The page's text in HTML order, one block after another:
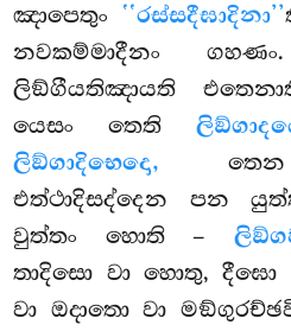
ඤාපෙතුං ‘‘රස්සදීඝාදිනා’’
නවකම්මාදීනං
ලිඞ්ගීයතිඤායති
යෙසං තෙති
ලිඞ්ගාදිභෙදො, තෙන
එත්ථාදිසද්දෙන පන
වුත්තං හොති –
තාදිසො වා හොතු, දීඝො
වා ඔදාතො වා